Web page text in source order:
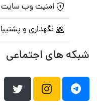
امنیت وب سایت
نگهداری و
شبکه های اجتماعی